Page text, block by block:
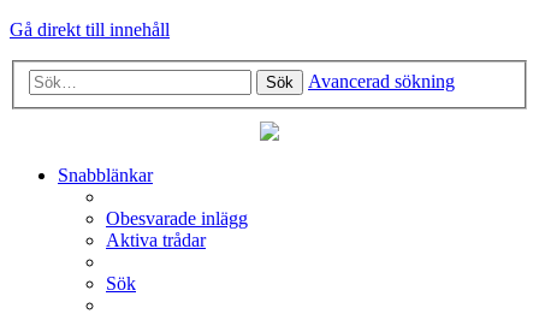
Gå direkt till innehåll
Sök Avancerad sökning
Snabblänkar
Obesvarade inlägg
Aktiva trådar
Sök